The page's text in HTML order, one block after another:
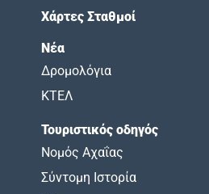
Χάρτες Σταθμοί
Νέα
Δρομολόγια
ΚΤΕΛ
Τουριστικός οδηγός
Νομός Αχαΐας
Σύντομη Ιστορία